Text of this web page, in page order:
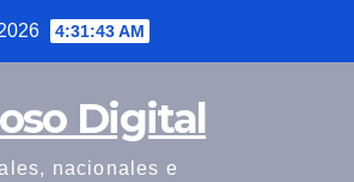
4:31:43 AM
Digital
nacionales e